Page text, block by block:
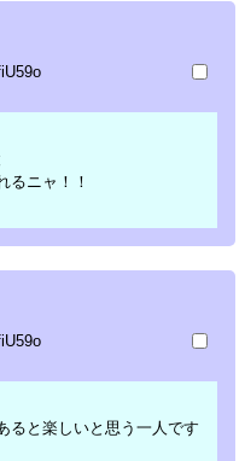
るニャ！！
ると楽しいと思う一人です